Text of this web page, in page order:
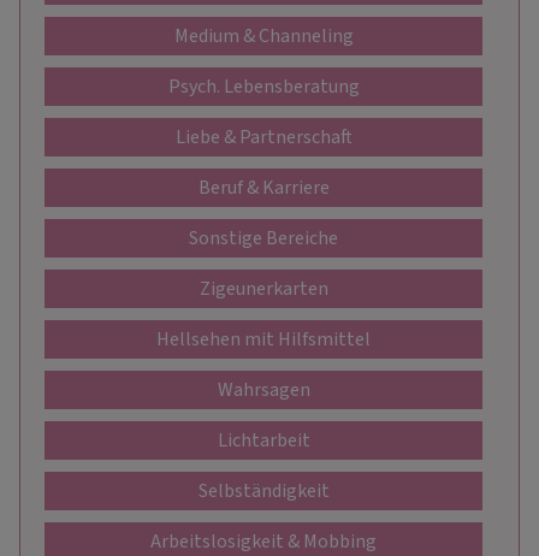
Medium & Channeling
Psych. Lebensberatung
Liebe & Partnerschaft
Beruf & Karriere
Sonstige Bereiche
Zigeunerkarten
Hellsehen mit Hilfsmittel
Wahrsagen
Lichtarbeit
Selbständigkeit
Arbeitslosigkeit & Mobbing